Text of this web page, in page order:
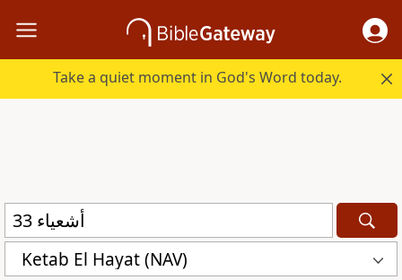
Take a quiet moment in God's Word today.
Ketab El Hayat (NAV)